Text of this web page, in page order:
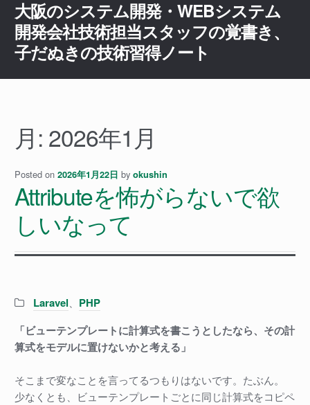
ナ
ビ
ゲ
ー
ス
ッ
プ
コ
ン
テ
ン
ッ
大阪のシステム開発・WEBシステム
開発会社技術担当スタッフの覚書き、
子だぬきの技術習得ノート
月: 2026年1月
Posted on 2026年1月22日 by okushin
Attributeを怖がらないで欲
しいなって
Categories:
Laravel
PHP
「ビューテンプレートに計算式を書こうとしたなら、その計
算式をモデルに置けないかと考える」
そこまで変なことを言ってるつもりはないです。たぶん。
少なくとも、ビューテンプレートごとに同じ計算式をコピペ